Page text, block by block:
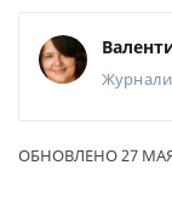
ОБНОВЛЕНО 27